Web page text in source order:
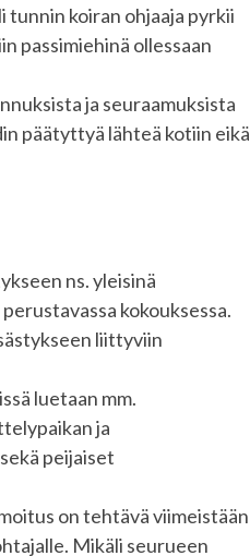
tunnin koiran ohjaaja pyrkii
passimiehinä ollessaan
ja seuraamuksista
päätyttyä lähteä kotiin eikä
ns. yleisinä
kokouksessa.
liittyviin
luetaan mm.
ja
peijaiset
on tehtävä viimeistään
Mikäli seurueen